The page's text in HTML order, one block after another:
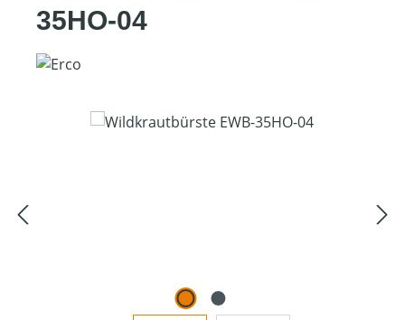
35HO-04
Bildergalerie überspringen